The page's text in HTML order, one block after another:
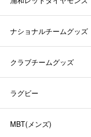
ナショナルチームグッズ
クラブチームグッズ
ラグビー
MBT(メンズ)